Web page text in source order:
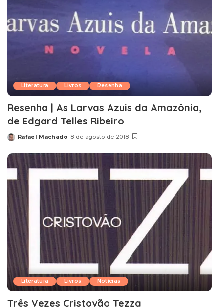
Literatura Livros Resenha
Resenha | As Larvas Azuis da Amazônia,
de Edgard Telles Ribeiro
Posted
Rafael Machado 8 de agosto de 2018
Literatura Livros Notícias
Três Vezes Cristovão Tezza